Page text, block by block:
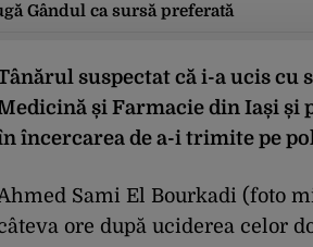
Gândul ca sursă preferată
suspectat că i-a ucis cu
și Farmacie din Iași și
încercarea de a-i trimite pe
Sami El Bourkadi (foto
ore după uciderea celor